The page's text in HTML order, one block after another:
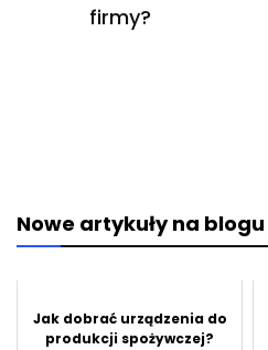
firmy?
Nowe artykuły na blogu
Jak dobrać urządzenia do
produkcji spożywczej?